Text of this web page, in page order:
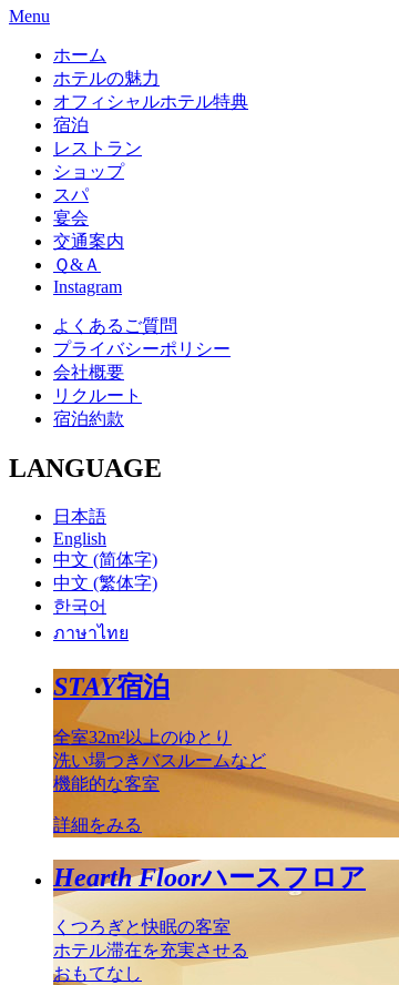
Menu
ホーム
ホテルの魅力
オフィシャルホテル特典
宿泊
レストラン
ショップ
スパ
宴会
交通案内
Ｑ&Ａ
Instagram
よくあるご質問
プライバシーポリシー
会社概要
リクルート
宿泊約款
LANGUAGE
日本語
English
中文 (简体字)
中文 (繁体字)
한국어
ภาษาไทย
STAY宿泊
全室32m²以上のゆとり
洗い場つきバスルームなど
機能的な客室
詳細をみる
Hearth Floorハースフロア
くつろぎと快眠の客室
ホテル滞在を充実させる
おもてなし